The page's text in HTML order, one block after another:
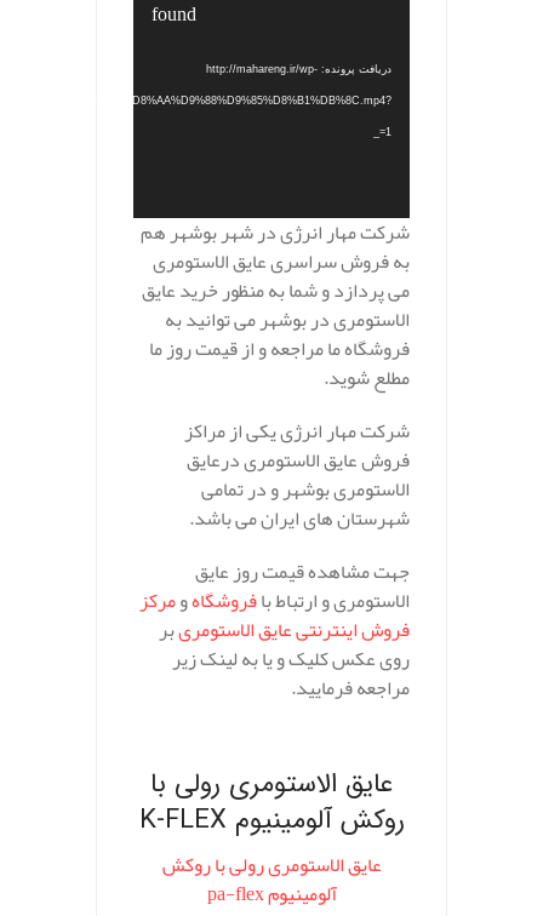
found
دریافت پرونده: http://mahareng.ir/wp-
_=1
شرکت مهار انرژی در شهر بوشهر هم
به فروش سراسری عایق الاستومری
می پردازد و شما به منظور خرید عایق
الاستومری در بوشهر می توانید به
فروشگاه ما مراجعه و از قیمت روز ما
مطلع شوید.
شرکت مهار انرژی یکی از مراکز
فروش عایق الاستومری درعایق
الاستومری بوشهر و در تمامی
شهرستان های ایران می باشد.
جهت مشاهده قیمت روز عایق
الاستومری و ارتباط بافروشگاهومرکز
فروش اینترنتی عایق الاستومریبر
روی عکس کلیک و یا به لینک زیر
مراجعه فرمایید.
عایق الاستومری رولی با
روکش آلومینیوم K-FLEX
عایق الاستومری رولی با روکش
آلومینیوم pa-flex